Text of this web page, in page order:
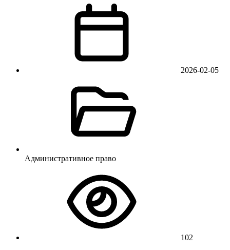
2026-02-05
Административное право
102